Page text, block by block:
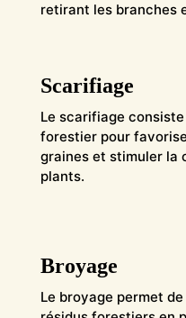
retirant les branches
Scarifiage
Le scarifiage
forestier pour
graines et stimuler la
plants.
Broyage
Le broyage permet